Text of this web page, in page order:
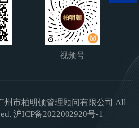
视频号
州市柏明顿管理顾问有限公司 All
沪ICP备2022002920号-1.